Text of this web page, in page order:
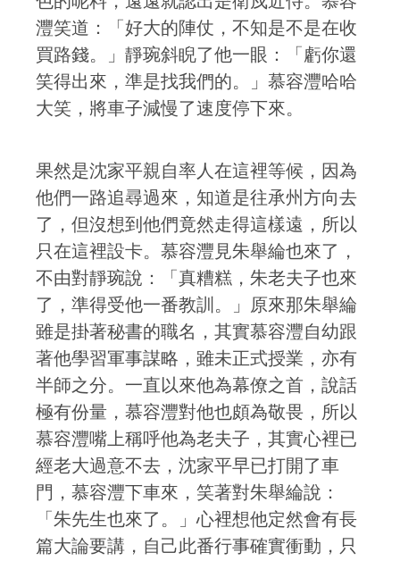
灃笑道：「好大的陣仗，不知是不是在收
買路錢。」靜琬斜睨了他一眼：「虧你還
笑得出來，準是找我們的。」慕容灃哈哈
大笑，將車子減慢了速度停下來。
果然是沈家平親自率人在這裡等候，因為
他們一路追尋過來，知道是往承州方向去
了，但沒想到他們竟然走得這樣遠，所以
只在這裡設卡。慕容灃見朱舉綸也來了，
不由對靜琬說：「真糟糕，朱老夫子也來
了，準得受他一番教訓。」原來那朱舉綸
雖是掛著秘書的職名，其實慕容灃自幼跟
著他學習軍事謀略，雖未正式授業，亦有
半師之分。一直以來他為幕僚之首，說話
極有份量，慕容灃對他也頗為敬畏，所以
慕容灃嘴上稱呼他為老夫子，其實心裡已
經老大過意不去，沈家平早已打開了車
門，慕容灃下車來，笑著對朱舉綸說：
「朱先生也來了。」心裡想他定然會有長
篇大論要講，自己此番行事確實衝動，只